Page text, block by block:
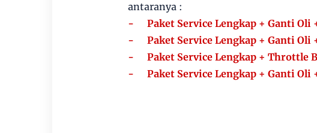
antaranya :
-
Paket Service Lengkap + Ganti Oli
-
Paket Service Lengkap + Ganti Oli
-
Paket Service Lengkap + Throttle
-
Paket Service Lengkap + Ganti Oli